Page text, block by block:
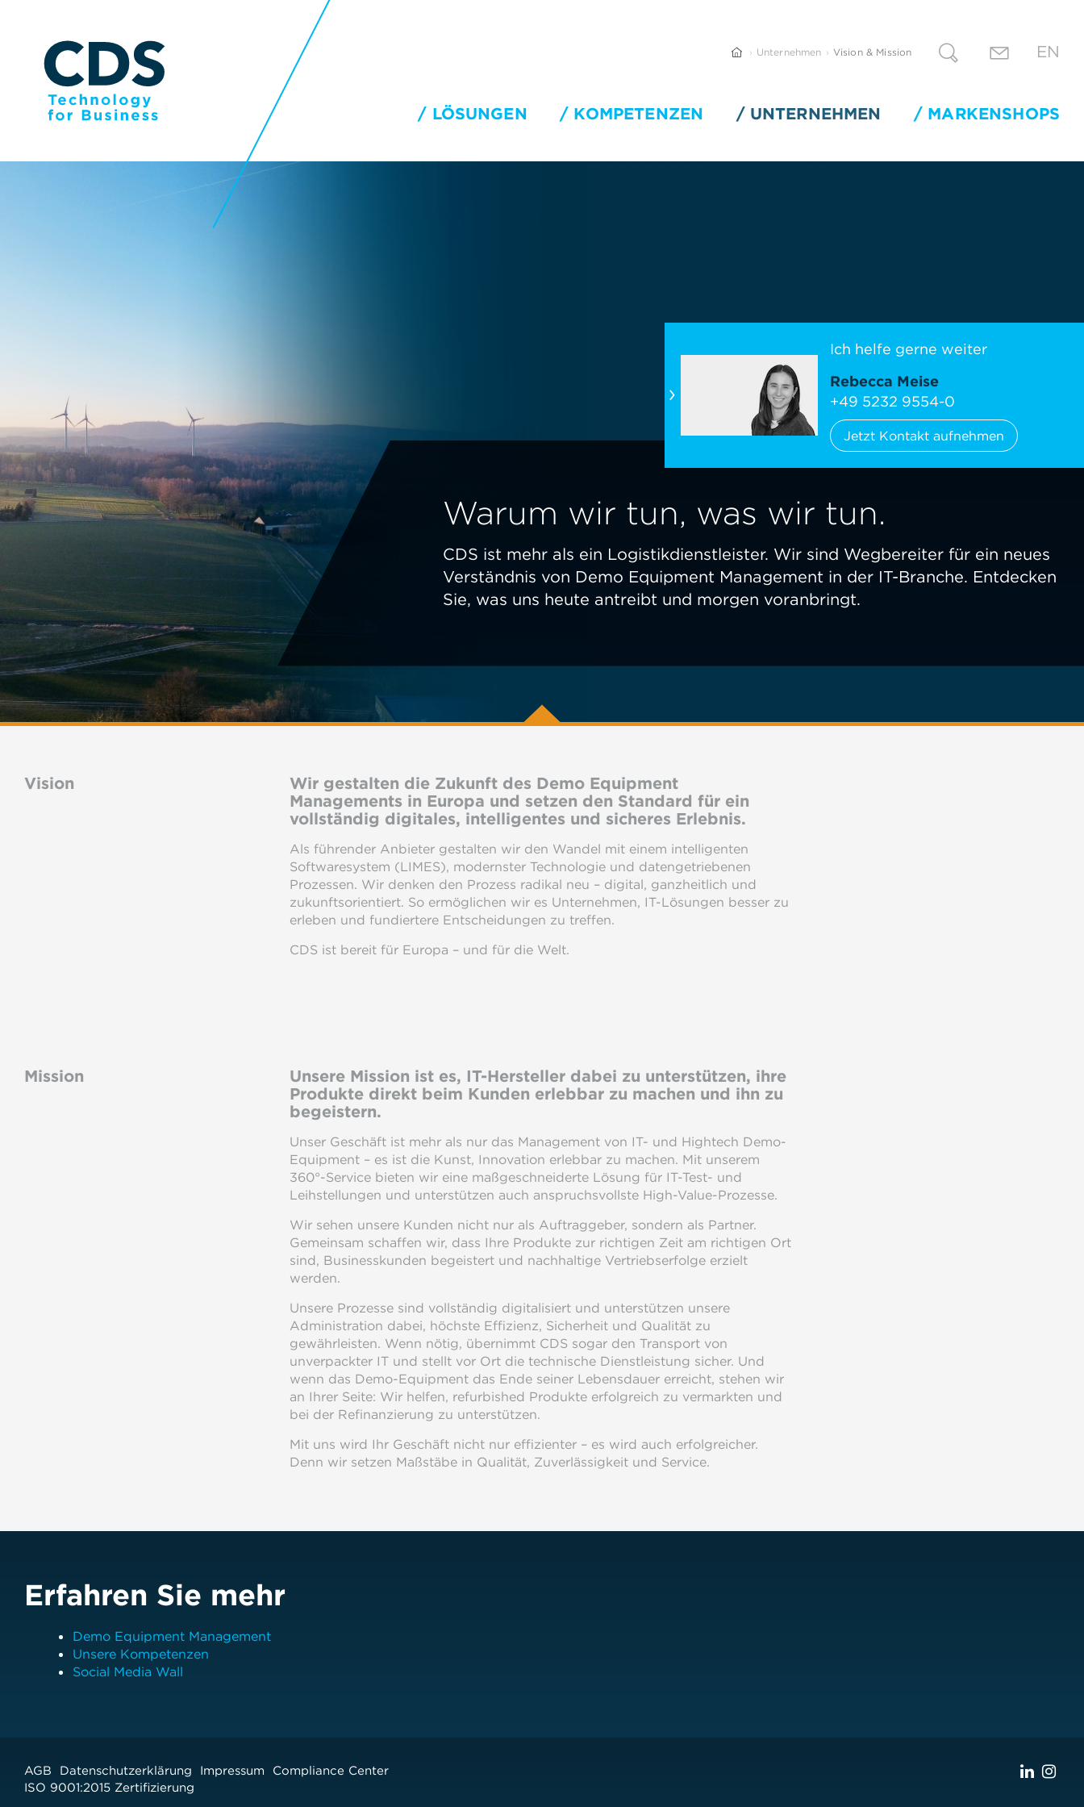
EN
Unternehmen Vision & Mission
LÖSUNGEN KOMPETENZEN UNTERNEHMEN MARKENSHOPS
Ich helfe gerne weiter
Rebecca Meise
+49 5232 9554-0
Jetzt Kontakt aufnehmen
Warum wir tun, was wir tun.
CDS ist mehr als ein Logistikdienstleister. Wir sind Wegbereiter für ein neues
Verständnis von Demo Equipment Management in der IT-Branche. Entdecken
Sie, was uns heute antreibt und morgen voranbringt.
Vision
Wir gestalten die Zukunft des Demo Equipment
Managements in Europa und setzen den Standard für ein
vollständig digitales, intelligentes und sicheres Erlebnis.
Als führender Anbieter gestalten wir den Wandel mit einem intelligenten
Softwaresystem (LIMES), modernster Technologie und datengetriebenen
Prozessen. Wir denken den Prozess radikal neu – digital, ganzheitlich und
zukunftsorientiert. So ermöglichen wir es Unternehmen, IT-Lösungen besser zu
erleben und fundiertere Entscheidungen zu treffen.
CDS ist bereit für Europa – und für die Welt.
Mission
Unsere Mission ist es, IT-Hersteller dabei zu unterstützen, ihre
Produkte direkt beim Kunden erlebbar zu machen und ihn zu
begeistern.
Unser Geschäft ist mehr als nur das Management von IT- und Hightech Demo-
Equipment – es ist die Kunst, Innovation erlebbar zu machen. Mit unserem
360°-Service bieten wir eine maßgeschneiderte Lösung für IT-Test- und
Leihstellungen und unterstützen auch anspruchsvollste High-Value-Prozesse.
Wir sehen unsere Kunden nicht nur als Auftraggeber, sondern als Partner.
Gemeinsam schaffen wir, dass Ihre Produkte zur richtigen Zeit am richtigen Ort
sind, Businesskunden begeistert und nachhaltige Vertriebserfolge erzielt
werden.
Unsere Prozesse sind vollständig digitalisiert und unterstützen unsere
Administration dabei, höchste Effizienz, Sicherheit und Qualität zu
gewährleisten. Wenn nötig, übernimmt CDS sogar den Transport von
unverpackter IT und stellt vor Ort die technische Dienstleistung sicher. Und
wenn das Demo-Equipment das Ende seiner Lebensdauer erreicht, stehen wir
an Ihrer Seite: Wir helfen, refurbished Produkte erfolgreich zu vermarkten und
bei der Refinanzierung zu unterstützen.
Mit uns wird Ihr Geschäft nicht nur effizienter – es wird auch erfolgreicher.
Denn wir setzen Maßstäbe in Qualität, Zuverlässigkeit und Service.
Erfahren Sie mehr
Demo Equipment Management
Unsere Kompetenzen
Social Media Wall
AGB Datenschutzerklärung Impressum
Compliance Center
ISO 9001:2015 Zertifizierung